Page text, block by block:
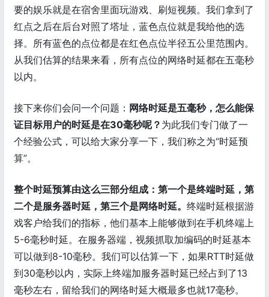
要的娱乐就是在宿舍里面玩游戏、刷短视频。我们拿到了
红点之后在后台对照了塔址，蓝色点位就是我给他的选
择。所有蓝色的点位都是在红色点位半径五公里范围内。
从我们估算的结果来看，所有点位的网络时延都在五毫秒
以内。
接下来你们会问一个问题： 网络时延是五毫秒，怎么能保
证目标用户的时延是在30毫秒呢？ 为此我们专门做了一
个经验公式，可以给大家分享一下，我们称之为“时延预
算”。
整个时延预算由这么三部分组成：第一个是终端时延，第
二个是服务器时延，第三个是网络时延。 终端时延根据游
戏客户给我们的指标，他们基本上能够做到在手机终端上
5-6毫秒时延。在服务器端，视频抓取加编码的时延基本
可以做到8-10毫秒。我们可以估算一下，如果RTT时延做
到30毫秒以内，实际上终端加服务器时延已经占到了13
毫秒左右，留给我们的网络时延大概最多也就17毫秒。